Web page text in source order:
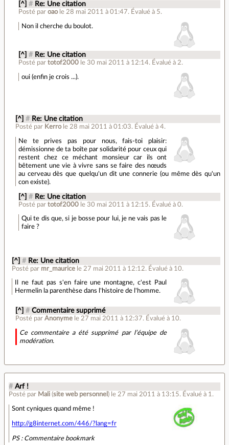
[^] # Re: Une citation
Posté paroao le 28 mai 2011 à 01:47. Évalué à 5.
Non il cherche du boulot.
[^] # Re: Une citation
Posté partotof2000 le 30 mai 2011 à 12:14. Évalué à 2.
oui (enfin je crois ...).
[^] # Re: Une citation
Posté par Kerro le 28 mai 2011 à 01:03. Évalué à 4.
Ne te prives pas pour nous, fais-toi plaisir:
démissionne de ta boîte par solidarité pour ceux qui
restent chez ce méchant monsieur car ils ont
bêtement une vie à vivre sans se faire des nœuds
au cerveau dès que quelqu'un dit une connerie (ou même dès qu'un
con existe).
[^] # Re: Une citation
Posté partotof2000 le 30 mai 2011 à 12:15. Évalué à0.
Qui te dis que, si je bosse pour lui, je ne vais pas le
faire ?
[^] # Re: Une citation
Posté par mr_maurice le 27 mai 2011 à 12:12. Évalué à 10.
Il ne faut pas s'en faire une montagne, c'est Paul
Hermelin la parenthèse dans l'histoire de l'homme.
[^] # Commentaire supprimé
Posté par Anonyme le 27 mai 2011 à 12:37.Évalué à 10.
Ce commentaire a été supprimé par l’équipe de
modération.
# Arf !
Posté par Mali (site web personnel ) le 27 mai 2011 à 13:15. Évalué à 1 .
Sont cyniques quand même !
http://g8internet.com/446/?lang=fr
PS : Commentaire bookmark